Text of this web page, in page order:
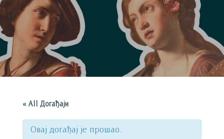
« All Догађаји
Овај догађај је прошао.